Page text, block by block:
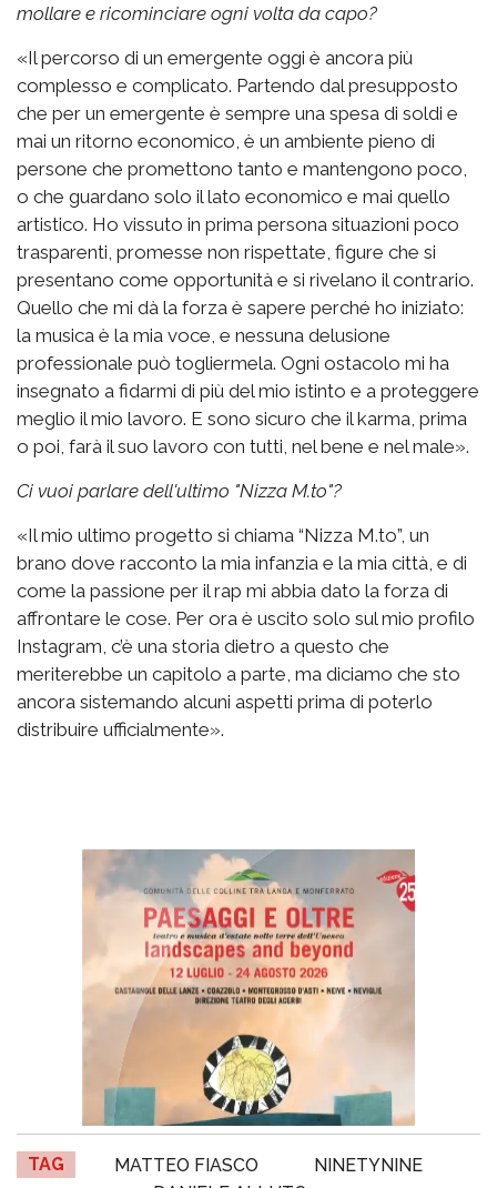
mollare e ricominciare ogni volta da capo?
«Il percorso di un emergente oggi è ancora più
complesso e complicato. Partendo dal presupposto
che per un emergente è sempre una spesa di soldi e
mai un ritorno economico, è un ambiente pieno di
persone che promettono tanto e mantengono poco,
o che guardano solo il lato economico e mai quello
artistico. Ho vissuto in prima persona situazioni poco
trasparenti, promesse non rispettate, figure che si
presentano come opportunità e si rivelano il contrario.
Quello che mi dà la forza è sapere perché ho iniziato:
la musica è la mia voce, e nessuna delusione
professionale può togliermela. Ogni ostacolo mi ha
insegnato a fidarmi di più del mio istinto e a proteggere
meglio il mio lavoro. E sono sicuro che il karma, prima
o poi, farà il suo lavoro con tutti, nel bene e nel male».
Ci vuoi parlare dell'ultimo "Nizza M.to"?
«Il mio ultimo progetto si chiama “Nizza M.to”, un
brano dove racconto la mia infanzia e la mia città, e di
come la passione per il rap mi abbia dato la forza di
affrontare le cose. Per ora è uscito solo sul mio profilo
Instagram, c’è una storia dietro a questo che
meriterebbe un capitolo a parte, ma diciamo che sto
ancora sistemando alcuni aspetti prima di poterlo
distribuire ufficialmente».
TAG MATTEO FIASCO
NINETYNINE